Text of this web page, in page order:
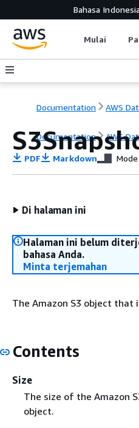
Bahasa
Mulai
Documentation AWS
Documentation AWS
PDF Markdown
Di halaman ini
Halaman ini belum
bahasa Anda.
Minta terjemahan
The Amazon S3 object that
Contents
Size
The size of the Amazon
object.